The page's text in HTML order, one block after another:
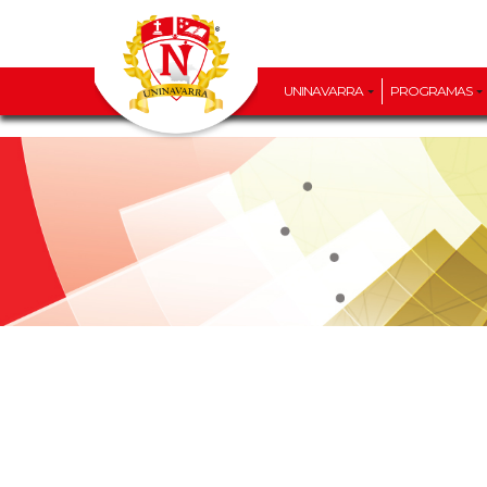
UNINAVARRA PROGRAMAS